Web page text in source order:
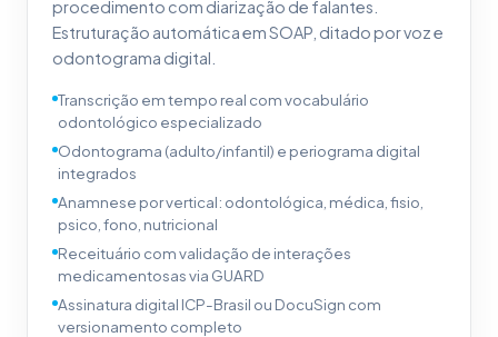
procedimento com diarização de falantes.
Estruturação automática em SOAP, ditado por voz e
odontograma digital.
Transcrição em tempo real com vocabulário
odontológico especializado
Odontograma (adulto/infantil) e periograma digital
integrados
Anamnese por vertical: odontológica, médica, fisio,
psico, fono, nutricional
Receituário com validação de interações
medicamentosas via GUARD
Assinatura digital ICP-Brasil ou DocuSign com
versionamento completo